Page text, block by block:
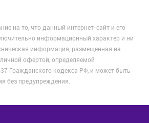
на то, что данный интернет-сайт и его
информационный характер и ни
информация, размещенная на
офертой, определяемой
Гражданского кодекса РФ, и может быть
без предупреждения.